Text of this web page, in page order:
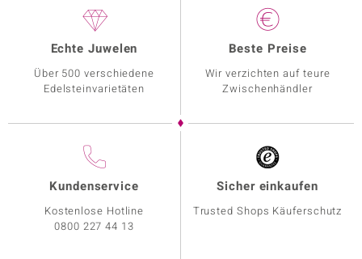
Echte Juwelen
Über 500 verschiedene
Edelsteinvarietäten
Beste Preise
Wir verzichten auf teure
Zwischenhändler
Kundenservice
Kostenlose Hotline
0800 227 44 13
Sicher einkaufen
Trusted Shops Käuferschutz